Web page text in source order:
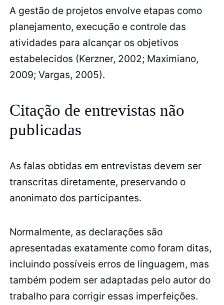
A gestão de projetos envolve etapas como
planejamento, execução e controle das
atividades para alcançar os objetivos
estabelecidos (Kerzner, 2002; Maximiano,
2009; Vargas, 2005).
Citação de entrevistas não
publicadas
As falas obtidas em entrevistas devem ser
transcritas diretamente, preservando o
anonimato dos participantes.
Normalmente, as declarações são
apresentadas exatamente como foram ditas,
incluindo possíveis erros de linguagem, mas
também podem ser adaptadas pelo autor do
trabalho para corrigir essas imperfeições.